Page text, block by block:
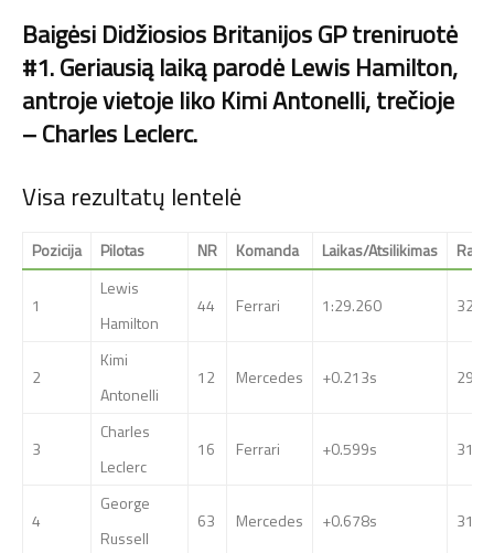
Baigėsi Didžiosios Britanijos GP treniruotė
#1. Geriausią laiką parodė Lewis Hamilton,
antroje vietoje liko Kimi Antonelli, trečioje
– Charles Leclerc.
Visa rezultatų lentelė
Pozicija Pilotas NR Komanda Laikas/Atsilikimas Ratai
1
Lewis
Hamilton
44 Ferrari 1:29.260 32
2
Kimi
Antonelli
12 Mercedes +0.213s 29
3
Charles
Leclerc
16 Ferrari +0.599s 31
4
George
Russell
63 Mercedes +0.678s 31